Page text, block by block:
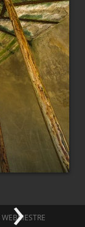
›
WEBMESTRE